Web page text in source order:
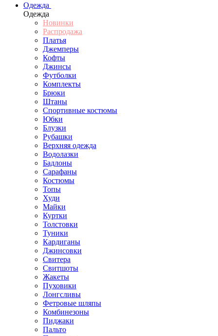
Одежда
Одежда
Новинки
Распродажа
Платья
Джемперы
Кофты
Джинсы
Футболки
Комплекты
Брюки
Штаны
Спортивные костюмы
Юбки
Блузки
Рубашки
Верхняя одежда
Водолазки
Бадлоны
Сарафаны
Костюмы
Топы
Худи
Майки
Куртки
Толстовки
Туники
Кардиганы
Джинсовки
Свитера
Свитшоты
Жакеты
Пуховики
Лонгсливы
Фетровые шляпы
Комбинезоны
Пиджаки
Пальто